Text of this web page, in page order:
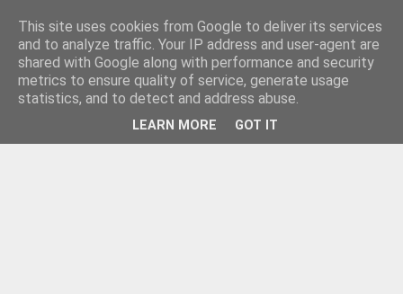
This site uses cookies from Google to deliver its services
and to analyze traffic. Your IP address and user-agent are
shared with Google along with performance and security
metrics to ensure quality of service, generate usage
statistics, and to detect and address abuse.
LEARN MORE GOT IT